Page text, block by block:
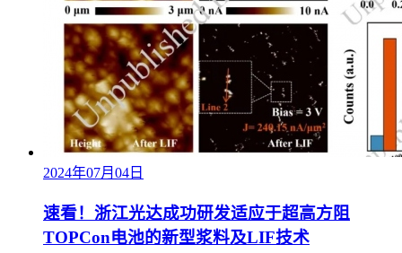
2024年07月04日
速看！浙江光达成功研发适应于超高方阻
TOPCon电池的新型浆料及LIF技术